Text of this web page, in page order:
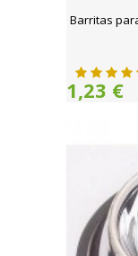
Barritas
1,23 €